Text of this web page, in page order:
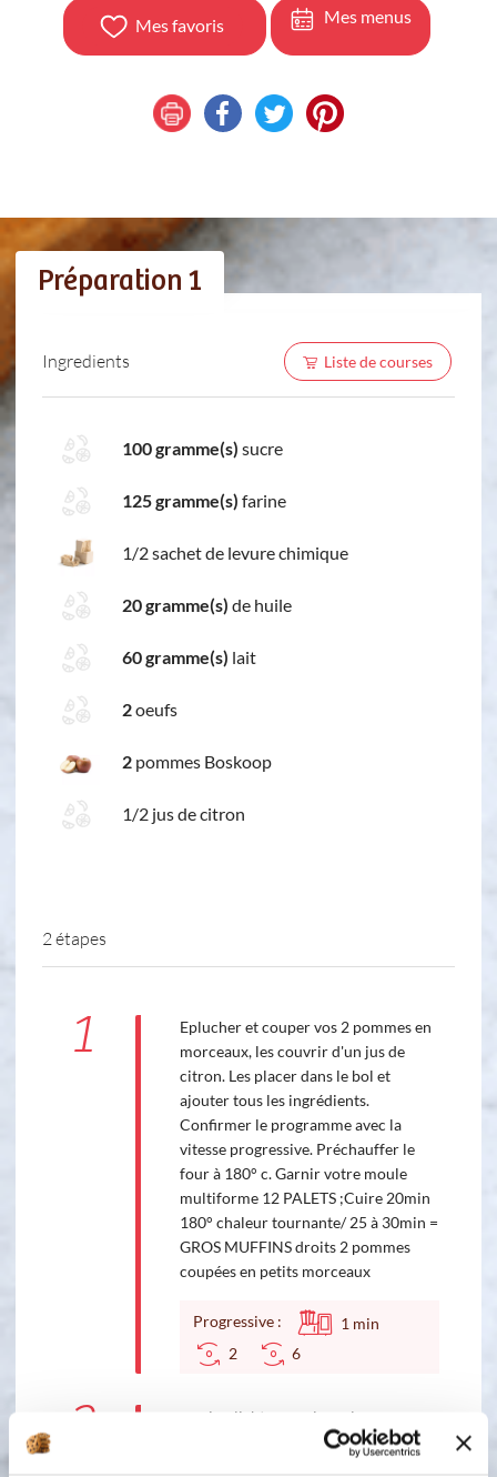
Mes favoris Mes menus
Préparation 1
Ingredients Liste de courses
100 gramme(s) sucre
125 gramme(s) farine
1/2 sachet de levure chimique
20 gramme(s) de huile
60 gramme(s) lait
2oeufs
2 pommes Boskoop
1/2 jus de citron
2 étapes
1
Eplucher et couper vos 2 pommes en
morceaux, les couvrir d'un jus de
citron. Les placer dans le bol et
ajouter tous les ingrédients.
Confirmer le programme avec la
vitesse progressive. Préchauffer le
four à 180° c. Garnir votre moule
multiforme 12 PALETS ;Cuire 20min
180° chaleur tournante/ 25 à 30min =
GROS MUFFINS droits 2 pommes
coupées en petits morceaux
Progressive : 1 min
2
6
2
version light : remplacer le sucre par
du sucralose, prendre du lait écrémé